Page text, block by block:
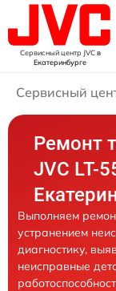
Сервисный центр JVCв
Екатеринбурге
Сервисный
Ремонт
JVC LT-
Выполняем
устранением
диагностику,
неисправные